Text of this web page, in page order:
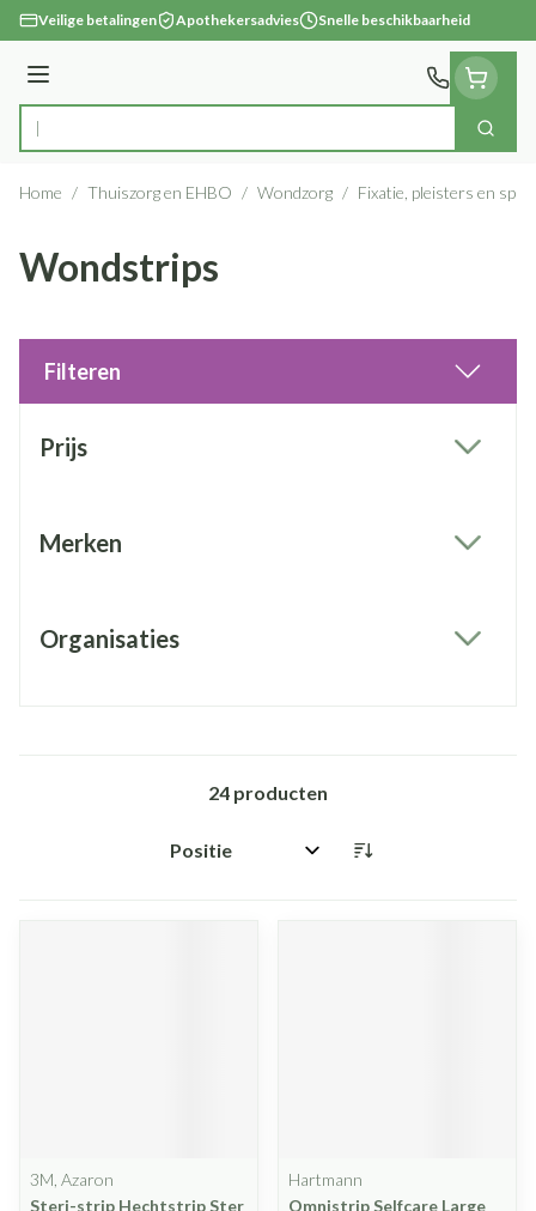
Ga naar de inhoud
Veilige betalingen Apothekersadvies Snelle beschikbaarheid
Menu
Product, merk, categorie... Zoek
Home / Thuiszorg en EHBO / Wondzorg / Fixatie, pleisters en
Wondstrips
Filteren
Prijs
Merken
Organisaties
24 producten
Sorteer op:
3M, Azaron
Steri-strip Hechtstrip Ster
Hartmann
Omnistrip Selfcare Large